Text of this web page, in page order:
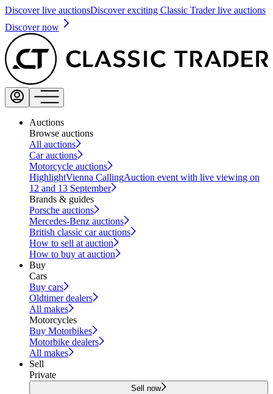
Discover live auctionsDiscover exciting Classic Trader live auctions
Discover now
Auctions
Browse auctions
All auctions
Car auctions
Motorcycle auctions
HighlightVienna CallingAuction event with live viewing on
12 and 13 September
Brands & guides
Porsche auctions
Mercedes-Benz auctions
British classic car auctions
How to sell at auction
How to buy at auction
Buy
Cars
Buy cars
Oldtimer dealers
All makes
Motorcycles
Buy Motorbikes
Motorbike dealers
All makes
Sell
Private
Sell now